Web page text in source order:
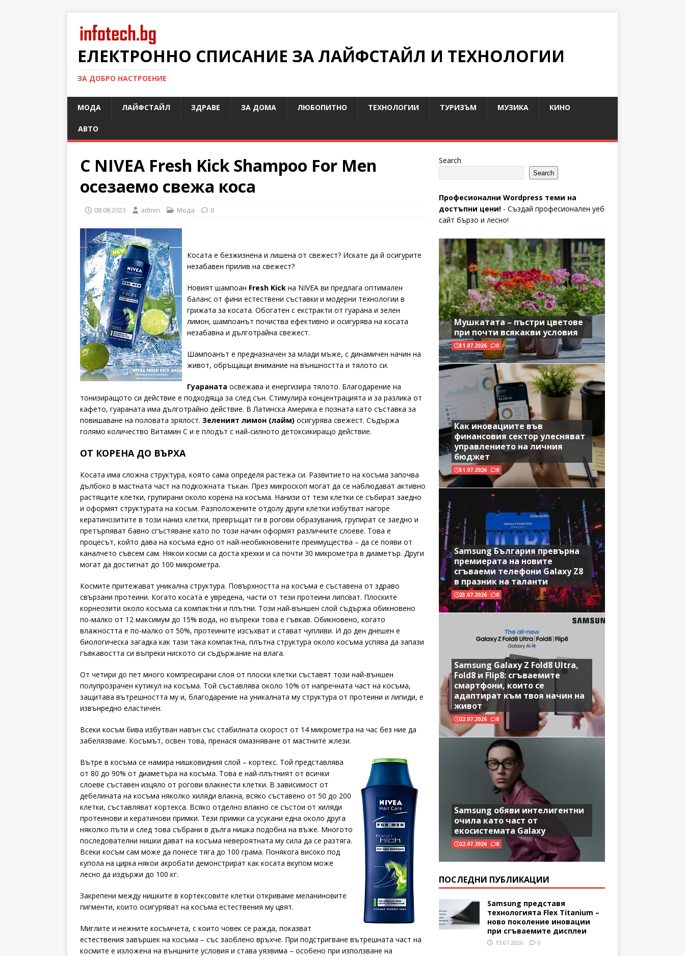
ЕЛЕКТРОННО СПИСАНИЕ ЗА ЛАЙФСТАЙЛ И ТЕХНОЛОГИИ
ЗА ДОБРО НАСТРОЕНИЕ
МОДА ЛАЙФСТАЙЛ ЗДРАВЕ ЗА ДОМА ЛЮБОПИТНО ТЕХНОЛОГИИ ТУРИЗЪМ МУЗИКА КИНО
АВТО
С NIVEA Fresh Kick Shampoo For Men
осезаемо свежа коса
08.08.2023 admin Мода 0
Косата е безжизнена и лишена от свежест? Искате да й осигурите
незабавен прилив на свежест?
Новият шампоан Fresh Kick на NIVEA ви предлага оптимален
баланс от фини естествени съставки и модерни технологии в
грижата за косата. Обогатен с екстракти от гуарана и зелен
лимон, шампоанът почиства ефективно и осигурява на косата
незабавна и дълготрайна свежест.
Шампоанът е предназначен за млади мъже, с динамичен начин на
живот, обръщащи внимание на външността и тялото си.
Гуараната освежава и енергизира тялото. Благодарение на
тонизиращото си действие е подходяща за след сън. Стимулира концентрацията и за разлика от
кафето, гуараната има дълготрайно действие. В Латинска Америка е позната като съставка за
повишаване на половата зрялост. Зеленият лимон (лайм) осигурява свежест. Съдържа
голямо количество Витамин С и е плодът с най-силното детоксикиращо действие.
ОТ КОРЕНА ДО ВЪРХА
Косата има сложна структура, която сама определя растежа си. Развитието на косъма започва
дълбоко в мастната част на подкожната тъкан. През микроскоп могат да се наблюдават активно
растящите клетки, групирани около корена на косъма. Нанизи от тези клетки се събират заедно
и оформят структурата на косъм. Разположените отдолу други клетки избутват нагоре
кератинозитите в този наниз клетки, превръщат ги в рогови образувания, групират се заедно и
претърпяват бавно сгъстяване като по този начин оформят различните слоеве. Това е
процесът, който дава на косъма едно от най-необикновените преимущества – да се появи от
каналчето съвсем сам. Някои косми са доста крехки и са почти 30 микрометра в диаметър. Други
могат да достигнат до 100 микрометра.
Космите притежават уникална структура. Повърхността на косъма е съставена от здраво
свързани протеини. Когато косата е увредена, части от тези протеини липсват. Плоските
корнеозити около косъма са компактни и плътни. Този най-външен слой съдържа обикновено
по-малко от 12 максимум до 15% вода, но въпреки това е гъвкав. Обикновено, когато
влажността е по-малко от 50%, протеините изсъхват и стават чупливи. И до ден днешен е
биологическа загадка как тази така компактна, плътна структура около косъма успява да запази
гъвкавостта си въпреки ниското си съдържание на влага.
От четири до пет много компресирани слоя от плоски клетки съставят този най-външен
полупрозрачен кутикул на косъма. Той съставлява около 10% от напречната част на косъма,
защитава вътрешността му и, благодарение на уникалната му структура от протеини и липиди, е
извънредно еластичен.
Всеки косъм бива избутван навън със стабилната скорост от 14 микрометра на час без ние да
забелязваме. Косъмът, освен това, пренася омазняване от мастните жлези.
Вътре в косъма се намира нишковидния слой – кортекс. Той представлява
от 80 до 90% от диаметъра на косъма. Това е най-плътният от всички
слоеве съставен изцяло от рогови влакнести клетки. В зависимост от
дебелината на косъма няколко хиляди влакна, всяко съставено от 50 до 200
клетки, съставляват кортекса. Всяко отделно влакно се състои от хиляди
протеинови и кератинови примки. Тези примки са усукани една около друга
няколко пъти и след това събрани в дълга нишка подобна на въже. Многото
последователни нишки дават на косъма невероятната му сила да се разтяга.
Всеки косъм сам може да понесе тяга до 100 грама. Понякога високо под
купола на цирка някои акробати демонстрират как косата вкупом може
лесно да издържи до 100 кг.
Закрепени между нишките в кортексовите клетки откриваме меланиновите
пигменти, които осигуряват на косъма естествения му цвят.
Миглите и нежните косъмчета, с които човек се ражда, показват
естествения завършек на косъма – със заоблено връхче. При подстригване вътрешната част на
космите е изложена на външните условия и става уязвима – особено при използване на
Search
Search
Професионални Wordpress теми на
достъпни цени!- Създай професионален уеб
сайт бързо и лесно!
Мушкатата – пъстри цветове
при почти всякакви условия
31.07.2026 0
Как иновациите във
финансовия сектор улесняват
управлението на личния
бюджет
31.07.2026 0
Samsung България превърна
премиерата на новите
сгъваеми телефони Galaxy Z8
в празник на таланти
23.07.2026 0
Samsung Galaxy Z Fold8 Ultra,
Fold8 и Flip8: сгъваемите
смартфони, които се
адаптират към твоя начин на
живот
22.07.2026 0
Samsung обяви интелигентни
очила като част от
екосистемата Galaxy
22.07.2026 0
ПОСЛЕДНИ ПУБЛИКАЦИИ
Samsung представя
технологията Flex Titanium –
ново поколение иновации
при сгъваемите дисплеи
15.07.2026 0